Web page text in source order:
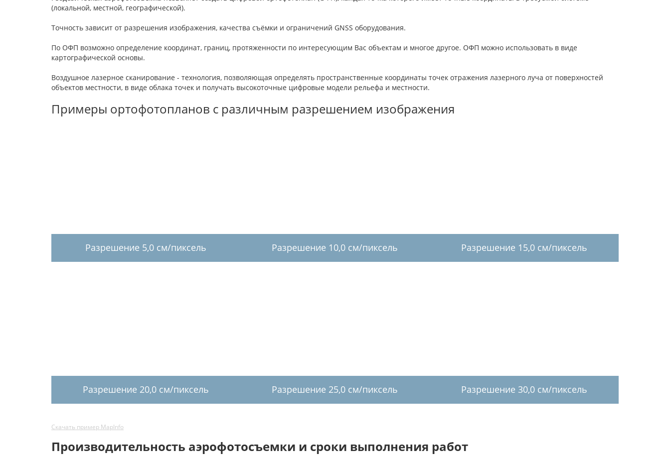
(локальной, местной, географической).
Точность зависит от разрешения изображения, качества съёмки и ограничений GNSS оборудования.
По ОФП возможно определение координат, границ, протяженности по интересующим Вас объектам и многое другое. ОФП можно использовать в виде
картографической основы.
Воздушное лазерное сканирование - технология, позволяющая определять пространственные координаты точек отражения лазерного луча от поверхностей
объектов местности, в виде облака точек и получать высокоточные цифровые модели рельефа и местности.
Примеры ортофотопланов с различным разрешением изображения
Разрешение 5,0 см/пиксель Разрешение 10,0 см/пиксель Разрешение 15,0 см/пиксель
Разрешение 20,0 см/пиксель Разрешение 25,0 см/пиксель Разрешение 30,0 см/пиксель
Скачать пример MapInfo
Производительность аэрофотосъемки и сроки выполнения работ